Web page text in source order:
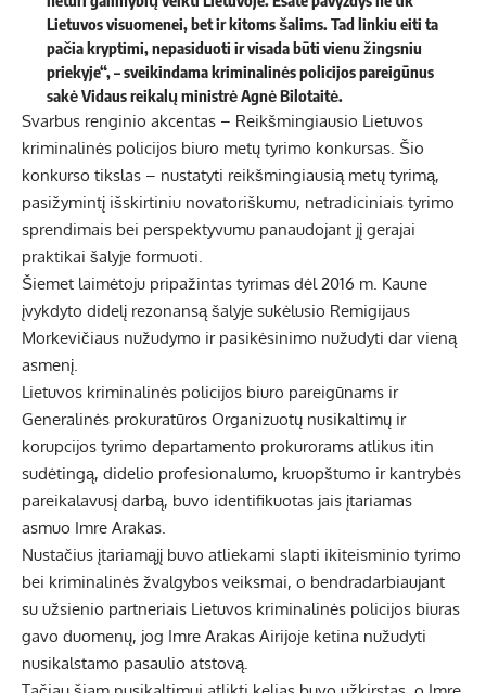
Lietuvos visuomenei, bet ir kitoms šalims. Tad linkiu eiti ta
pačia kryptimi, nepasiduoti ir visada būti vienu žingsniu
priekyje“, – sveikindama kriminalinės policijos pareigūnus
sakė Vidaus reikalų ministrė Agnė Bilotaitė.
Svarbus renginio akcentas – Reikšmingiausio Lietuvos
kriminalinės policijos biuro metų tyrimo konkursas. Šio
konkurso tikslas – nustatyti reikšmingiausią metų tyrimą,
pasižymintį išskirtiniu novatoriškumu, netradiciniais tyrimo
sprendimais bei perspektyvumu panaudojant jį gerajai
praktikai šalyje formuoti.
Šiemet laimėtoju pripažintas tyrimas dėl 2016 m. Kaune
įvykdyto didelį rezonansą šalyje sukėlusio Remigijaus
Morkevičiaus nužudymo ir pasikėsinimo nužudyti dar vieną
asmenį.
Lietuvos kriminalinės policijos biuro pareigūnams ir
Generalinės prokuratūros Organizuotų nusikaltimų ir
korupcijos tyrimo departamento prokurorams atlikus itin
sudėtingą, didelio profesionalumo, kruopštumo ir kantrybės
pareikalavusį darbą, buvo identifikuotas jais įtariamas
asmuo Imre Arakas.
Nustačius įtariamąjį buvo atliekami slapti ikiteisminio tyrimo
bei kriminalinės žvalgybos veiksmai, o bendradarbiaujant
su užsienio partneriais Lietuvos kriminalinės policijos biuras
gavo duomenų, jog Imre Arakas Airijoje ketina nužudyti
nusikalstamo pasaulio atstovą.